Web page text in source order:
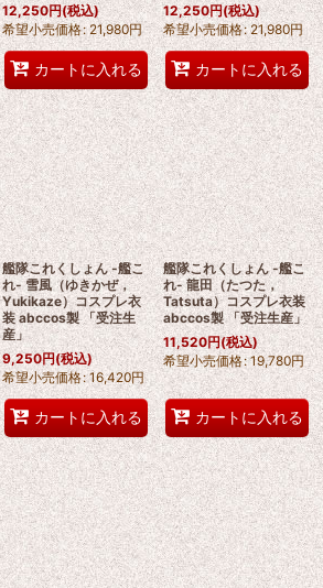
12,250円(税込)
希望小売価格: 21,980円
カートに入れる
12,250円(税込)
希望小売価格: 21,980円
カートに入れる
艦隊これくしょん -艦こ
れ- 雪風（ゆきかぜ，
Yukikaze）コスプレ衣
装 abccos製 「受注生
産」
9,250円(税込)
希望小売価格: 16,420円
カートに入れる
艦隊これくしょん -艦こ
れ- 龍田（たつた，
Tatsuta）コスプレ衣装
abccos製 「受注生産」
11,520円(税込)
希望小売価格: 19,780円
カートに入れる